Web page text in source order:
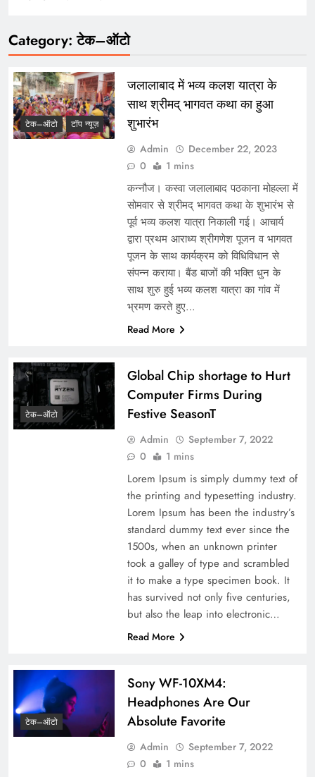
Category:टेक–ऑटो
टेक–ऑटो टॉप न्यूज़
जलालाबाद में भव्य कलश यात्रा के
साथ श्रीमद् भागवत कथा का हुआ
शुभारंभ
Admin
December 22, 2023
0
1 mins
कन्नौज। कस्वा जलालाबाद पठकाना मोहल्ला में
सोमवार से श्रीमद् भागवत कथा के शुभारंभ से
पूर्व भव्य कलश यात्रा निकाली गई। आचार्य
द्वारा प्रथम आराध्य श्रीगणेश पूजन व भागवत
पूजन के साथ कार्यक्रम को विधिविधान से
संपन्न कराया। बैंड बाजों की भक्ति धुन के
साथ शुरु हुई भव्य कलश यात्रा का गांव में
भ्रमण करते हुए…
Read More
टेक–ऑटो
Global Chip shortage to Hurt
Computer Firms During
Festive SeasonT
Admin
September 7, 2022
0
1 mins
Lorem Ipsum is simply dummy text of
the printing and typesetting industry.
Lorem Ipsum has been the industry’s
standard dummy text ever since the
1500s, when an unknown printer
took a galley of type and scrambled
it to make a type specimen book. It
has survived not only five centuries,
but also the leap into electronic…
Read More
टेक–ऑटो
Sony WF-10XM4:
Headphones Are Our
Absolute Favorite
Admin
September 7, 2022
0
1 mins